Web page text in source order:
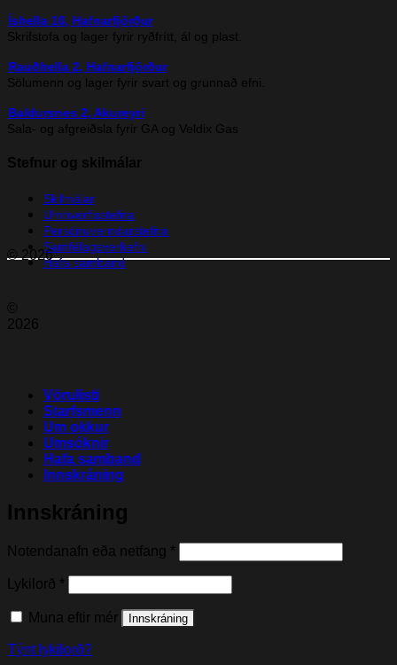
Íshella 10, Hafnarfjörður
Skrifstofa og lager fyrir ryðfrítt, ál og plast.
Rauðhella 2, Hafnarfjörður
Sölumenn og lager fyrir svart og grunnað efni.
Baldursnes 2, Akureyri
Sala- og afgreiðsla fyrir GA og Veldix Gas
Stefnur og skilmálar
Skilmálar
Umhverfisstefna
Persónuverndarstefna
Samfélagsverkefni
Hafa samband
© 2026
©
2026
Vörulisti
Starfsmenn
Um okkur
Umsóknir
Hafa samband
Innskráning
Innskráning
Notendanafn eða netfang *
Lykilorð *
Muna eftir mér Innskráning
Týnt lykilorð?